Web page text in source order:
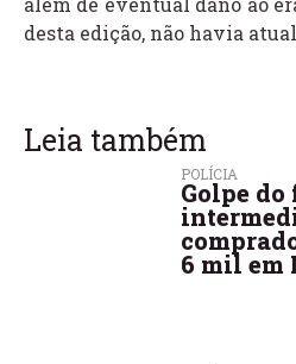
desta edição, não havia
Leia também
POLÍCIA
Golpe do
6 mil